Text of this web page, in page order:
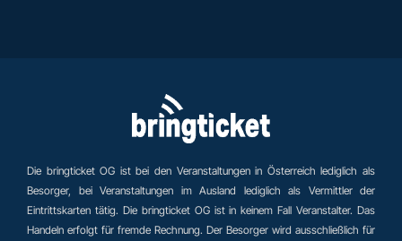
Die bringticket OG ist bei den Veranstaltungen in Österreich lediglich als
Besorger, bei Veranstaltungen im Ausland lediglich als Vermittler der
Eintrittskarten tätig. Die bringticket OG ist in keinem Fall Veranstalter. Das
Handeln erfolgt für fremde Rechnung. Der Besorger wird ausschließlich für